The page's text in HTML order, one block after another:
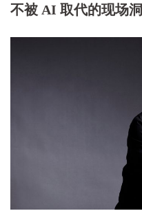
不被 AI 取代的现场